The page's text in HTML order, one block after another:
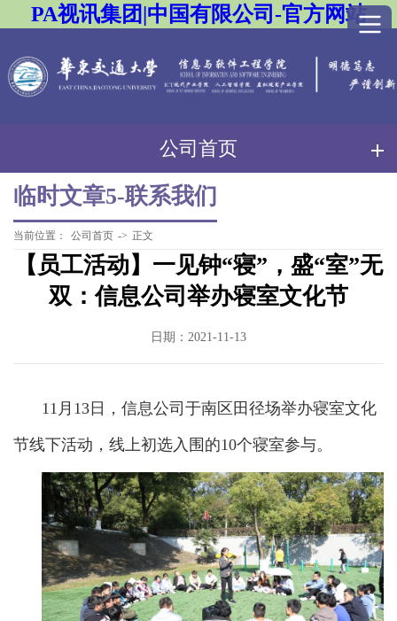
PA视讯集团|中国有限公司-官方网站
公司首页
临时文章5-联系我们
当前位置： 公司首页 -> 正文
【员工活动】一见钟“寝”，盛“室”无
双：信息公司举办寝室文化节
日期：2021-11-13
11月13日，信息公司于南区田径场举办寝室文化
节线下活动，线上初选入围的10个寝室参与。